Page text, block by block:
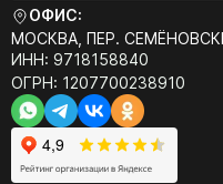
ОФИС:
МОСКВА, ПЕР.
ИНН: 9718158840
ОГРН: 1207700238910